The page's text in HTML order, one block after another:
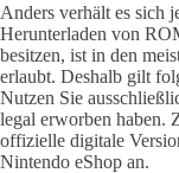
Anders verhält es sich
Herunterladen von
besitzen, ist in den
erlaubt. Deshalb gilt
Nutzen Sie
legal erworben haben.
offizielle digitale
Nintendo eShop an.